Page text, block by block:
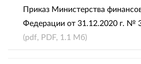
Приказ Министерства
Федерации от 31.12.2020 г. №
(pdf, PDF, 1.1 Мб)